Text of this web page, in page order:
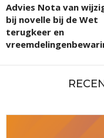
Advies Nota van
bij novelle bij de Wet
terugkeer en